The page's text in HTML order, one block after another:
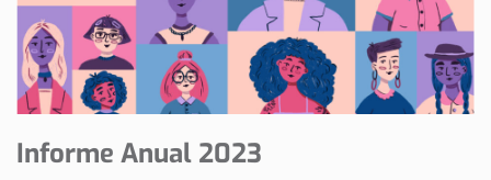
Informe Anual 2023